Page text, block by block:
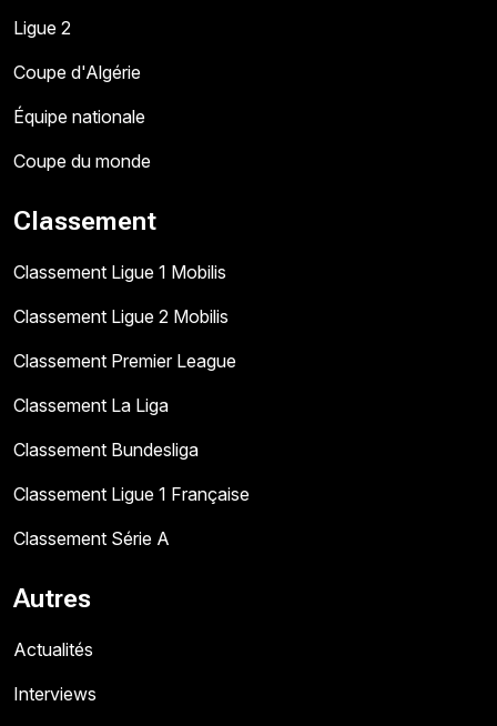
Ligue 2
Coupe d'Algérie
Équipe nationale
Coupe du monde
Classement
Classement Ligue 1 Mobilis
Classement Ligue 2 Mobilis
Classement Premier League
Classement La Liga
Classement Bundesliga
Classement Ligue 1 Française
Classement Série A
Autres
Actualités
Interviews